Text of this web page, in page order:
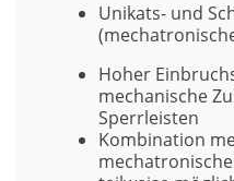
Unikats- und
Hoher
mechanische
Sperrleisten
Kombination